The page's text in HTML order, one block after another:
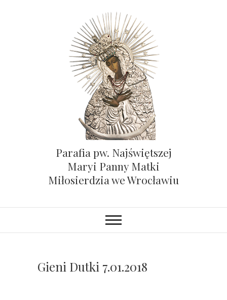
Parafia pw. Najświętszej
Maryi Panny Matki
Miłosierdzia we Wrocławiu
Gieni Dutki 7.01.2018